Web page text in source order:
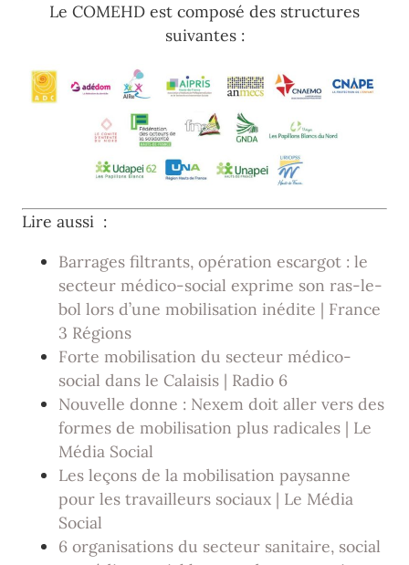
Le COMEHD est composé des structures
suivantes :
Lire aussi :
Barrages filtrants, opération escargot : le
secteur médico-social exprime son ras-le-
bol lors d’une mobilisation inédite | France
3 Régions
Forte mobilisation du secteur médico-
social dans le Calaisis | Radio 6
Nouvelle donne : Nexem doit aller vers des
formes de mobilisation plus radicales | Le
Média Social
Les leçons de la mobilisation paysanne
pour les travailleurs sociaux | Le Média
Social
6 organisations du secteur sanitaire, social